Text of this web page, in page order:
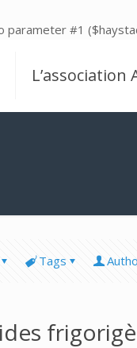
parameter #1
L’association
Tags